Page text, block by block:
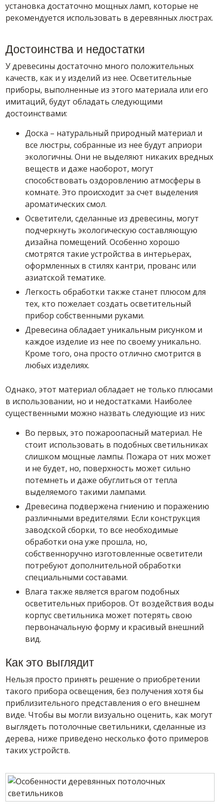
установка достаточно мощных ламп, которые не
рекомендуется использовать в деревянных люстрах.
Достоинства и недостатки
У древесины достаточно много положительных
качеств, как и у изделий из нее. Осветительные
приборы, выполненные из этого материала или его
имитаций, будут обладать следующими
достоинствами:
Доска – натуральный природный материал и
все люстры, собранные из нее будут априори
экологичны. Они не выделяют никаких вредных
веществ и даже наоборот, могут
способствовать оздоровлению атмосферы в
комнате. Это происходит за счет выделения
ароматических смол.
Осветители, сделанные из древесины, могут
подчеркнуть экологическую составляющую
дизайна помещений. Особенно хорошо
смотрятся такие устройства в интерьерах,
оформленных в стилях кантри, прованс или
азиатской тематике.
Легкость обработки также станет плюсом для
тех, кто пожелает создать осветительный
прибор собственными руками.
Древесина обладает уникальным рисунком и
каждое изделие из нее по своему уникально.
Кроме того, она просто отлично смотрится в
любых изделиях.
Однако, этот материал обладает не только плюсами
в использовании, но и недостатками. Наиболее
существенными можно назвать следующие из них:
Во первых, это пожароопасный материал. Не
стоит использовать в подобных светильниках
слишком мощные лампы. Пожара от них может
и не будет, но, поверхность может сильно
потемнеть и даже обуглиться от тепла
выделяемого такими лампами.
Древесина подвержена гниению и поражению
различными вредителями. Если конструкция
заводской сборки, то все необходимые
обработки она уже прошла, но,
собственноручно изготовленные осветители
потребуют дополнительной обработки
специальными составами.
Влага также является врагом подобных
осветительных приборов. От воздействия воды
корпус светильника может потерять свою
первоначальную форму и красивый внешний
вид.
Как это выглядит
Нельзя просто принять решение о приобретении
такого прибора освещения, без получения хотя бы
приблизительного представления о его внешнем
виде. Чтобы вы могли визуально оценить, как могут
выглядеть потолочные светильники, сделанные из
дерева, ниже приведено несколько фото примеров
таких устройств.